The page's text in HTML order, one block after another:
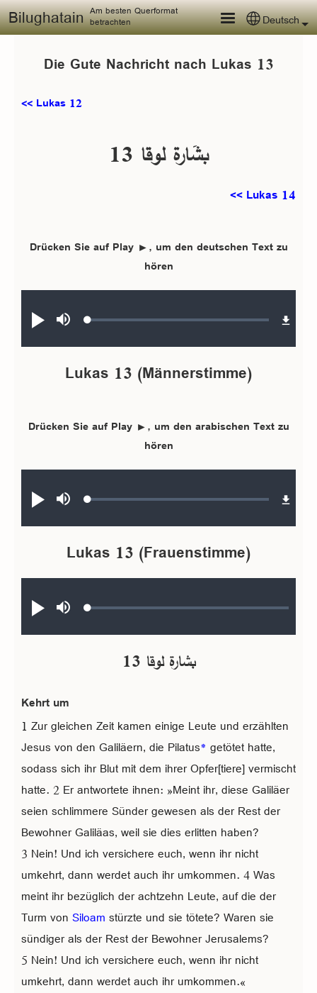
Skip to main content
Bilughatain Am besten Querformat
betrachten Select your
Deutsch
Die Gute Nachricht nach Lukas 13
<< Lukas 12
بشَارة لوقا 13
Lukas 14 >>
Drücken Sie auf Play ►, um den deutschen Text zu
hören
AbspielenStummLoaded:
Lukas 13 (Männerstimme)
Drücken Sie auf Play ►, um den arabischen Text zu
hören
AbspielenStummLoaded:
Lukas 13 (Frauenstimme)
AbspielenStummLoaded:
بشارة لوقا 13
Kehrt um
1 Zur gleichen Zeit kamen einige Leute und erzählten
Jesus von den Galiläern, die Pilatus* getötet hatte,
sodass sich ihr Blut mit dem ihrer Opfer[tiere] vermischt
hatte. 2 Er antwortete ihnen: »Meint ihr, diese Galiläer
seien schlimmere Sünder gewesen als der Rest der
Bewohner Galiläas, weil sie dies erlitten haben?
3 Nein! Und ich versichere euch, wenn ihr nicht
umkehrt, dann werdet auch ihr umkommen. 4 Was
meint ihr bezüglich der achtzehn Leute, auf die der
Turm von Siloam stürzte und sie tötete? Waren sie
sündiger als der Rest der Bewohner Jerusalems?
5 Nein! Und ich versichere euch, wenn ihr nicht
umkehrt, dann werdet auch ihr umkommen.«